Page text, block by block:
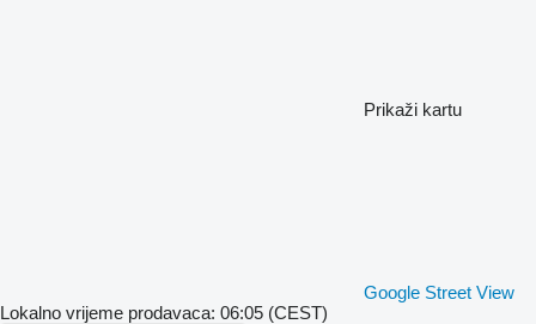
Prikaži kartu
Google Street View
Lokalno vrijeme prodavaca: 06:05 (CEST)